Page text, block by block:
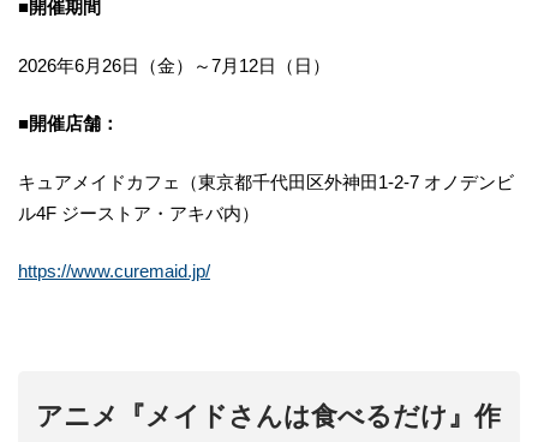
■開催期間
2026年6月26日（金）～7月12日（日）
■開催店舗：
キュアメイドカフェ（東京都千代田区外神田1-2-7 オノデンビ
ル4F ジーストア・アキバ内）
https://www.curemaid.jp/
アニメ『メイドさんは食べるだけ』作